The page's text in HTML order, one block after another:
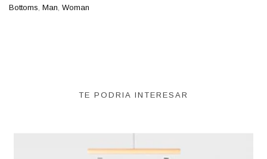
Bottoms Man Woman
TE PODRIA INTERESAR